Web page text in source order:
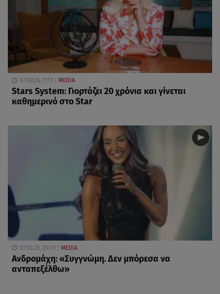
07.08.26, 11:13 MEDIA
Stars System: Γιορτάζει 20 χρόνια και γίνεται
καθημερινό στο Star
07.08.26, 09:29 MEDIA
Ανδρομάχη: «Συγγνώμη. Δεν μπόρεσα να
ανταπεξέλθω»